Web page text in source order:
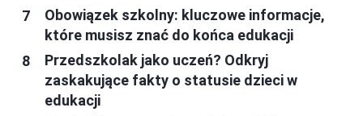
Obowiązek szkolny: kluczowe informacje,
które musisz znać do końca edukacji
Przedszkolak jako uczeń? Odkryj
zaskakujące fakty o statusie dzieci w
edukacji